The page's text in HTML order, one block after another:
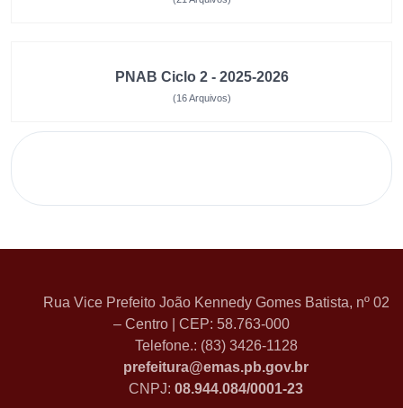
PNAB Ciclo 2 - 2025-2026
(16 Arquivos)
Rua Vice Prefeito João Kennedy Gomes Batista, nº 02
– Centro | CEP: 58.763-000
Telefone.: (83) 3426-1128
prefeitura@emas.pb.gov.br
CNPJ: 08.944.084/0001-23